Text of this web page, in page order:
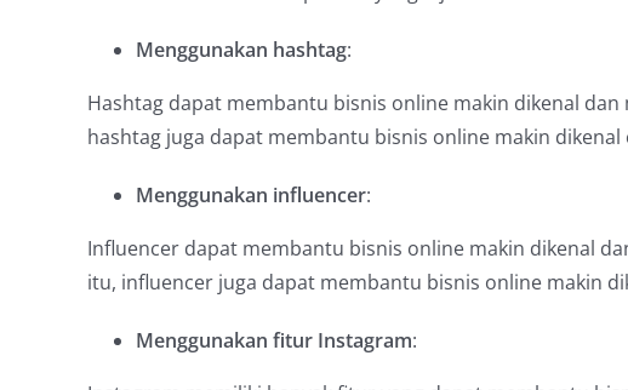
Menggunakan hashtag:
Hashtag dapat membantu bisnis online makin dikenal
hashtag juga dapat membantu bisnis online makin dikenal
Menggunakan influencer:
Influencer dapat membantu bisnis online makin dikenal
itu, influencer juga dapat membantu bisnis online makin
Menggunakan fitur Instagram: